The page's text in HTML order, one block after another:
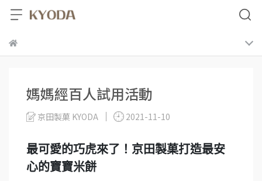
媽媽經百人試用活動
京田製菓 KYODA 2021-11-10
最可愛的巧虎來了！京田製菓打造最安
心的寶寶米餅